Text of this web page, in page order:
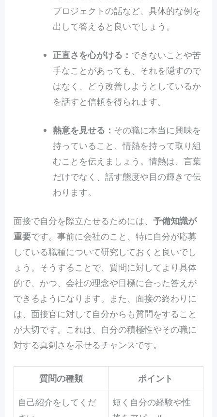
プロジェクトの話など、具体的な例を
出して答えると良いでしょう。
正直さを心がける： できないことや苦
手なことがあっても、それを隠すので
はなく、どう改善しようとしているか
を話すと信頼を得られます。
熱意を見せる： その職に本当に興味を
持っていること、情熱を持って取り組
むことを伝えましょう。情熱は、言葉
だけでなく、話す態度や目の輝きで伝
わります。
面接で自分を際立たせるためには、 予備知識が
重要です。事前に会社のこと、特に自分が応募
している職種について研究しておくと良いでし
ょう。そうすることで、質問に対してより具体
的で、かつ、会社の理念や目標に合った答えが
できるようになります。また、面接の終わりに
は、面接官に対して自分からも質問をすること
が大切です。これは、自分の積極性やその職に
対する真剣さを示せるチャンスです。
質問の種類 ポイント
自己紹介をしてくだ
短く自分の経験や性